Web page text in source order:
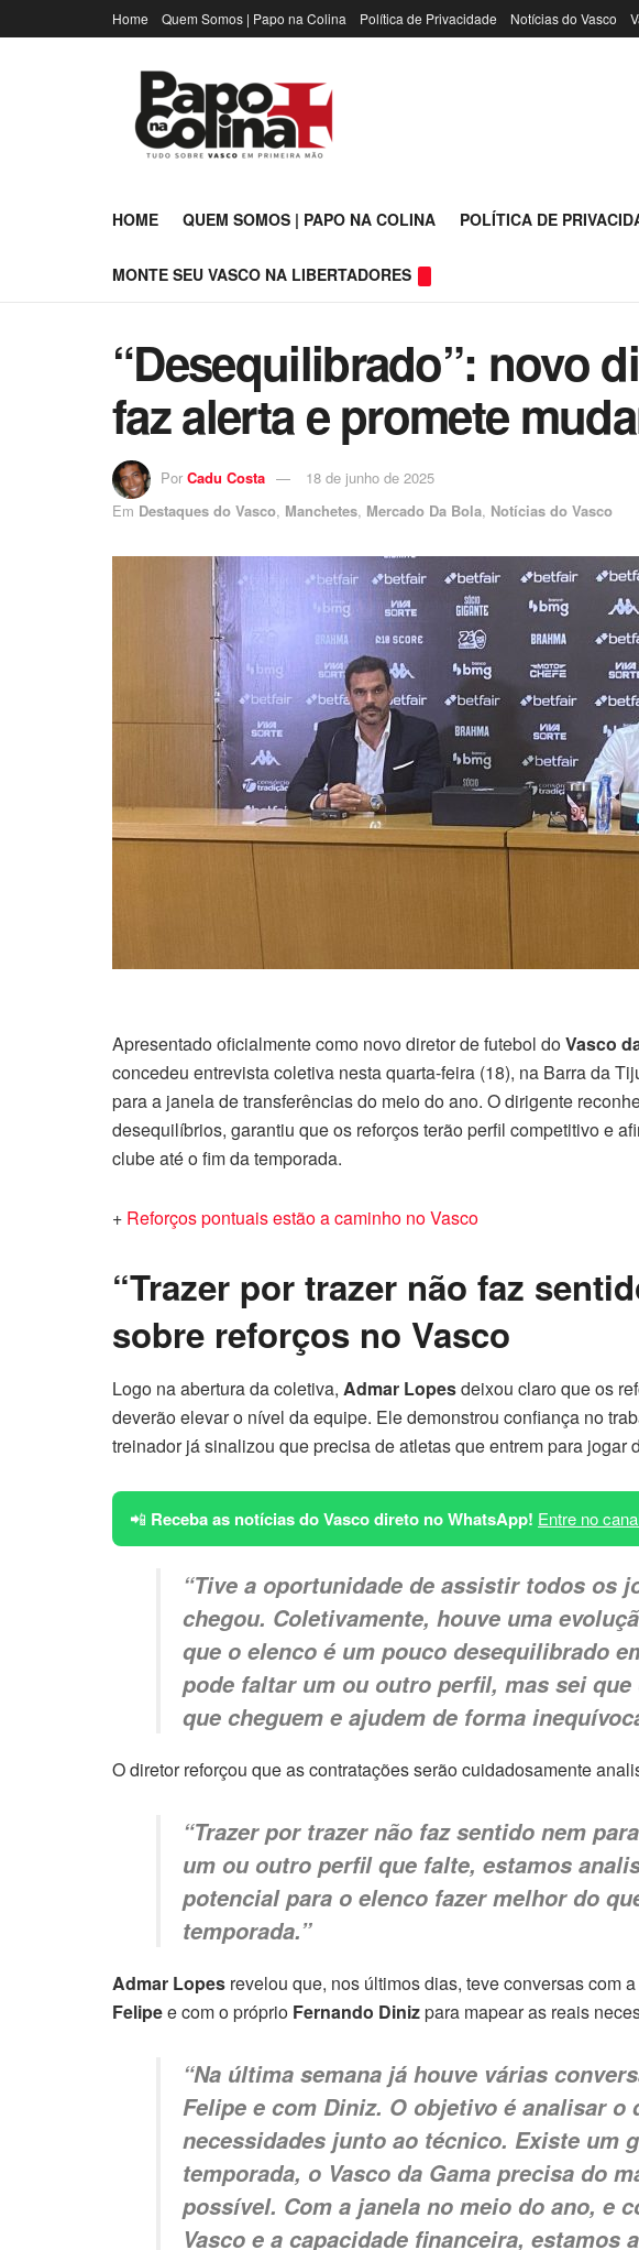
Home Quem Somos | Papo na Colina Política de Privacidade Notícias do Vasco
HOME QUEM SOMOS | PAPO NA COLINA POLÍTICA DE
MONTE SEU VASCO NA LIBERTADORES
“Desequilibrado”: novo
faz alerta e promete
Por Cadu Costa
18 de junho de 2025
Em Destaques do Vasco, Manchetes, Mercado Da Bola, Notícias do Vasco
Apresentado oficialmente como novo diretor de futebol doVasco
concedeu entrevista coletiva nesta quarta-feira (18), na Barra da
para a janela de transferências do meio do ano. O dirigente
desequilíbrios, garantiu que os reforços terão perfil competitivo e
clube até o fim da temporada.
+ Reforços pontuais estão a caminho no Vasco
“Trazer por trazer não faz
sobre reforços no Vasco
Logo na abertura da coletiva, Admar Lopesdeixou claro que os
deverão elevar o nível da equipe. Ele demonstrou confiança no
treinador já sinalizou que precisa de atletas que entrem para jogar
📲 Receba as notícias do Vasco direto no WhatsApp! Entre no
“Tive a oportunidade de assistir todos os
chegou. Coletivamente, houve uma
que o elenco é um pouco desequilibrado
pode faltar um ou outro perfil, mas sei
que cheguem e ajudem de forma
O diretor reforçou que as contratações serão cuidadosamente
“Trazer por trazer não faz sentido nem
um ou outro perfil que falte, estamos
potencial para o elenco fazer melhor do
temporada.”
Admar Lopes revelou que, nos últimos dias, teve conversas com
Felipee com o próprio Fernando Dinizpara mapear as reais
“Na última semana já houve várias
Felipe e com Diniz. O objetivo é analisar o
necessidades junto ao técnico. Existe um
temporada, o Vasco da Gama precisa do
possível. Com a janela no meio do ano, e
Vasco e a capacidade financeira, estamos